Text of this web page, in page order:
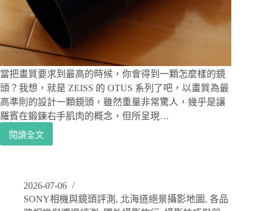
攝
夜
弄
土
地
公
的
真
實
考
驗
當把畫質要求到最高的時候，你會得到一顆怎麼樣的鏡
頭？我想，就是 ZEISS 的 OTUS 系列了吧，以畫質為最
高準則的設計一顆鏡頭，雖然重量非常驚人，幾乎是讓
羅賓在鍛鍊右手肌肉的概念，但所呈現…
閱讀全文
蔡
評
測
2026-07-06
SONY相機與鏡頭評測 , 北海道絕景攝影地圖 , 各品